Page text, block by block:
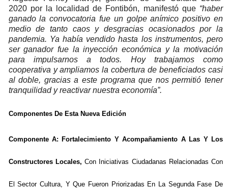
2020 por la localidad de Fontibón, manifestó que “haber
ganado la convocatoria fue un golpe anímico positivo en
medio de tanto caos y desgracias ocasionados por la
pandemia. Ya había vendido hasta los instrumentos, pero
ser ganador fue la inyección económica y la motivación
para impulsarnos a todos. Hoy trabajamos como
cooperativa y ampliamos la cobertura de beneficiados casi
al doble, gracias a este programa que nos permitió tener
tranquilidad y reactivar nuestra economía”.
Componentes De Esta Nueva Edición
Componente A: Fortalecimiento Y Acompañamiento A Las Y Los
Constructores Locales,Con Iniciativas Ciudadanas Relacionadas Con
El Sector Cultura, Y Que Fueron Priorizadas En La Segunda Fase De